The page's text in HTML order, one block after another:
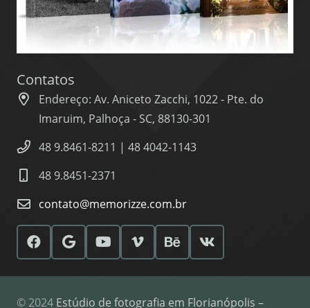
Contatos
Endereço: Av. Aniceto Zacchi, 1022 - Pte. do
Imaruim, Palhoça - SC, 88130-301
48 9.8461-8211 | 48 4042-1143
48 9.8451-2371
contato@memorizze.com.br
© 2024 Estúdio de fotografia em Florianópolis –